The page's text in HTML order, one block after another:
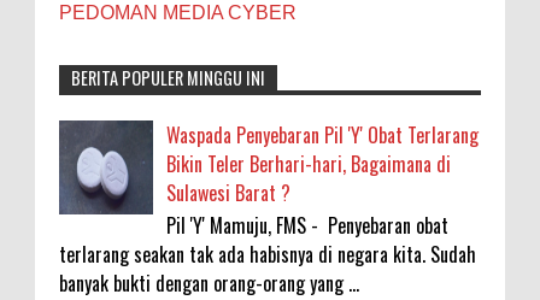
PEDOMAN MEDIA CYBER
BERITA POPULER MINGGU INI
Waspada Penyebaran Pil 'Y' Obat Terlarang
Bikin Teler Berhari-hari, Bagaimana di
Sulawesi Barat ?
Pil 'Y' Mamuju, FMS - Penyebaran obat
terlarang seakan tak ada habisnya di negara kita. Sudah
banyak bukti dengan orang-orang yang ...